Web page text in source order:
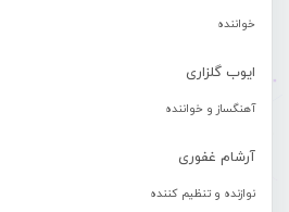
خواننده
ایوب گلزاری
آهنگساز و خواننده
آرشام غفوری
نوازنده و تنظیم کننده